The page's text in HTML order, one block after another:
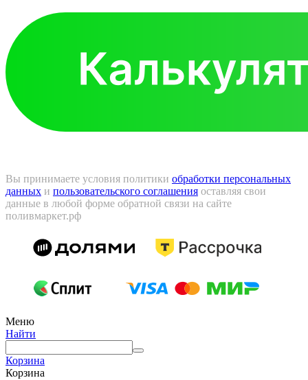
Вы принимаете условия политики обработки персональных
данных и пользовательского соглашения оставляя свои
данные в любой форме обратной связи на сайте
поливмаркет.рф
Меню
Найти
Корзина
Корзина